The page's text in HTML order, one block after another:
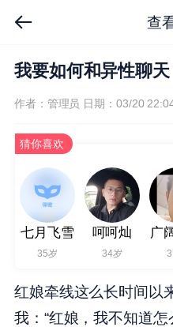
查
我要如何和异性聊天
作者：管理员 日期：03/20
猜你喜欢
七月飞雪
35岁
呵呵灿
34岁
广
红娘牵线这么长时间以
我：“红娘，我不知道